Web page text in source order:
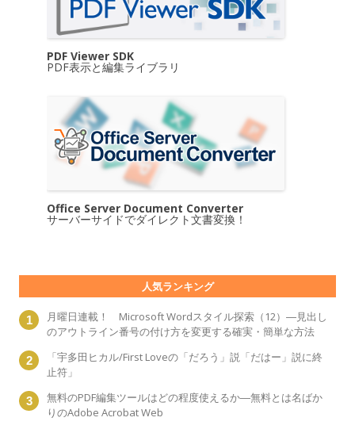
PDF Viewer SDK
PDF表示と編集ライブラリ
Office Server Document Converter
サーバーサイドでダイレクト文書変換！
人気ランキング
月曜日連載！ Microsoft Wordスタイル探索（12）―見出し
のアウトライン番号の付け方を変更する確実・簡単な方法
「宇多田ヒカル/First Loveの「だろう」説「だはー」説に終
止符」
無料のPDF編集ツールはどの程度使えるか―無料とは名ばか
りのAdobe Acrobat Web